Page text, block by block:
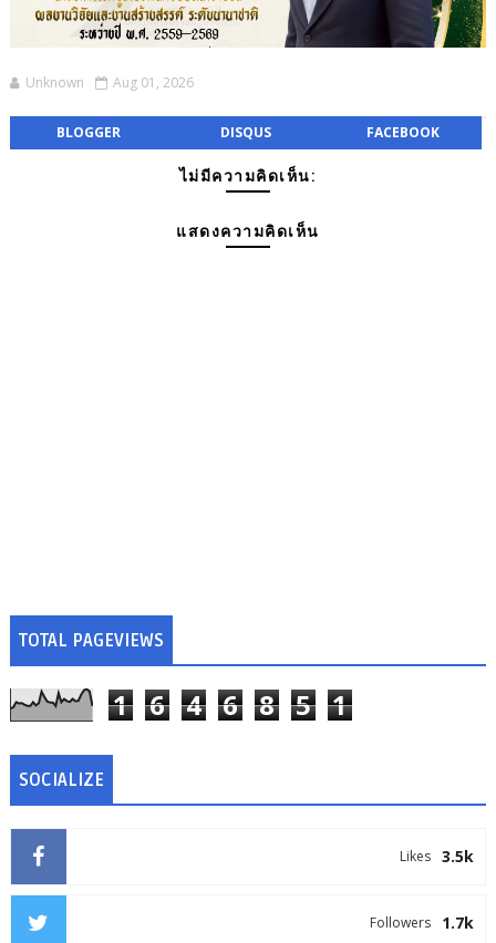
Unknown Aug 01, 2026
BLOGGER DISQUS FACEBOOK
ไม่มีความคิดเห็น:
แสดงความคิดเห็น
TOTAL PAGEVIEWS
1 6 4 6 8 5 1
SOCIALIZE
3.5k
Likes
1.7k
Followers